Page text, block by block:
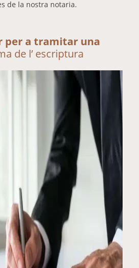
de la nostra notaria.
per a tramitar una
de l’ escriptura